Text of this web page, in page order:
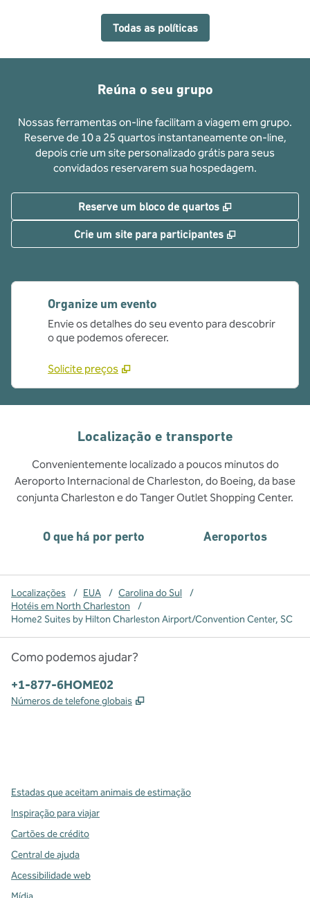
Todas as políticas
Reúna o seu grupo
Nossas ferramentas on-line facilitam a viagem em grupo.
Reserve de 10 a 25 quartos instantaneamente on-line,
depois crie um site personalizado grátis para seus
convidados reservarem sua hospedagem.
Reserve um bloco de quartos ,
Crie um site para participantes ,
Organize um evento
Envie os detalhes do seu evento para descobrir
o que podemos oferecer.
Solicite preços
Localização e transporte
Convenientemente localizado a poucos minutos do
Aeroporto Internacional de Charleston, do Boeing, da base
conjunta Charleston e do Tanger Outlet Shopping Center.
O que há por perto Aeroportos
Localizações / EUA / Carolina do Sul
/
Hotéis em North Charleston
/
Home2 Suites by Hilton Charleston Airport/Convention Center, SC
Como podemos ajudar?
Telefone:
+1-877-6HOME02
Números de telefone globais ,
Estadas que aceitam animais de estimação
Inspiração para viajar
Cartões de crédito
Central de ajuda
Acessibilidade web